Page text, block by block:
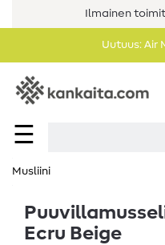
Ilmainen
Uutuus: Air
☰
Musliini
Ecru Beige